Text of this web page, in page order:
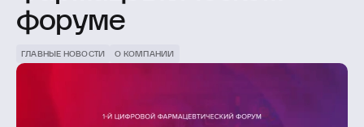
форуме
ГЛАВНЫЕ НОВОСТИ О КОМПАНИИ